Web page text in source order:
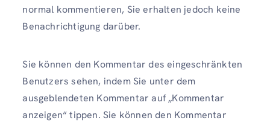
normal kommentieren, Sie erhalten jedoch keine
Benachrichtigung darüber.
Sie können den Kommentar des eingeschränkten
Benutzers sehen, indem Sie unter dem
ausgeblendeten Kommentar auf „Kommentar
anzeigen“ tippen. Sie können den Kommentar